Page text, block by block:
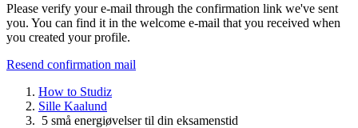
Please verify your e-mail through the confirmation link we've sent
you. You can find it in the welcome e-mail that you received when
you created your profile.
Resend confirmation mail
How to Studiz
Sille Kaalund
5 små energiøvelser til din eksamenstid